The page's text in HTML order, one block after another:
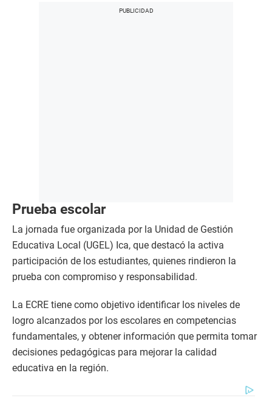
Prueba escolar
La jornada fue organizada por la Unidad de Gestión
Educativa Local (UGEL) Ica, que destacó la activa
participación de los estudiantes, quienes rindieron la
prueba con compromiso y responsabilidad.
La ECRE tiene como objetivo identificar los niveles de
logro alcanzados por los escolares en competencias
fundamentales, y obtener información que permita tomar
decisiones pedagógicas para mejorar la calidad
educativa en la región.